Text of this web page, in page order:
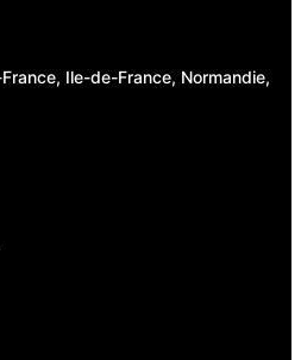
Ile-de-France, Normandie,